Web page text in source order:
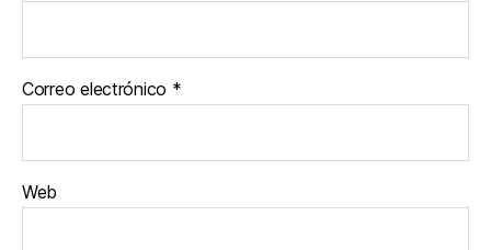
Correo electrónico *
Web